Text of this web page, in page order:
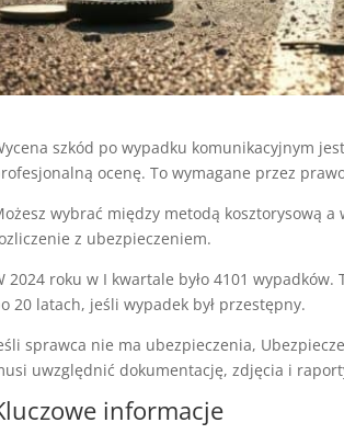
szkód po wypadku komunikacyjnym
ocenę. To wymagane przez
wybrać między metodą kosztorysową
z ubezpieczeniem.
2024 roku w I kwartale było 4101
20 latach, jeśli wypadek był przestępny.
sprawca nie ma ubezpieczenia,
uwzględnić dokumentację, zdjęcia i
informacje